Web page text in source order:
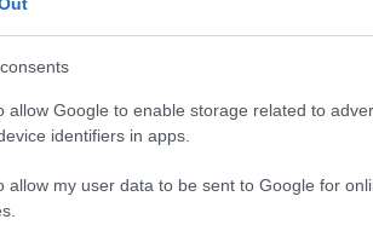
allow Google to enable storage related to
identifiers in apps.
allow my user data to be sent to Google for
κλασικά push-ups
στο επίπεδο